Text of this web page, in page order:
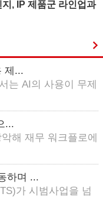
, IP 제품군 라인업과
제...
는 AI의 사용이 무제
...
해 재무 워크플로에
하며 ...
가 시범사업을 넘